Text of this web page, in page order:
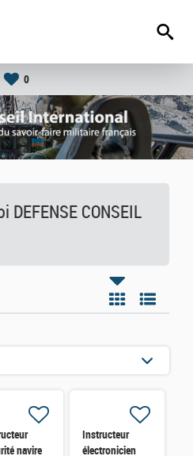
0
CONSEIL
navire
Instructeur
électronicien